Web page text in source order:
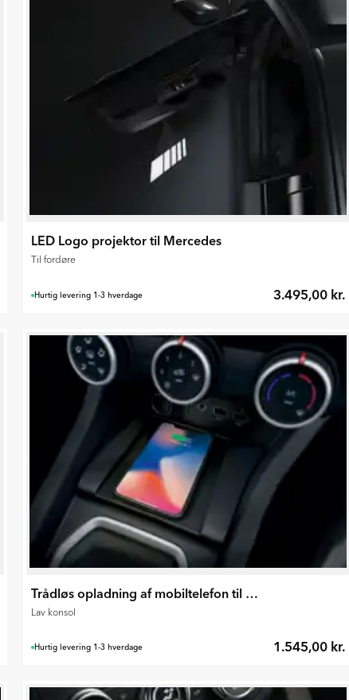
LED Logo projektor til Mercedes
Til fordøre
Hurtig levering 1-3 hverdage 3.495,00 kr.
Trådløs opladning af mobiltelefon til Captur II 2020-2024
Lav konsol
Hurtig levering 1-3 hverdage 1.545,00 kr.